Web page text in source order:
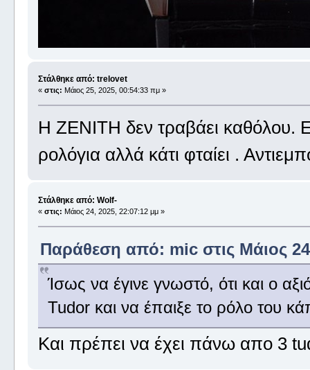
Στάλθηκε από: trelovet
« στις: Μάιος 25, 2025, 00:54:33 πμ »
H ZENITH δεν τραβάει καθόλου.
ρολόγια αλλά κάτι φταίει .
Στάλθηκε από: Wolf-
« στις: Μάιος 24, 2025, 22:07:12 μμ »
Παράθεση από: mic στις Μάιος
Ίσως να έγινε γνωστό, ότι και ο
Tudor και να έπαιξε το ρόλο του
Και πρέπει να έχει πάνω απο 3